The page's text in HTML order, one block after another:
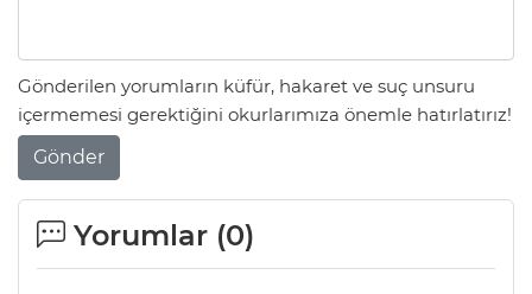
Gönderilen yorumların küfür, hakaret ve suç unsuru
içermemesi gerektiğini okurlarımıza önemle hatırlatırız!
Gönder
Yorumlar (0)